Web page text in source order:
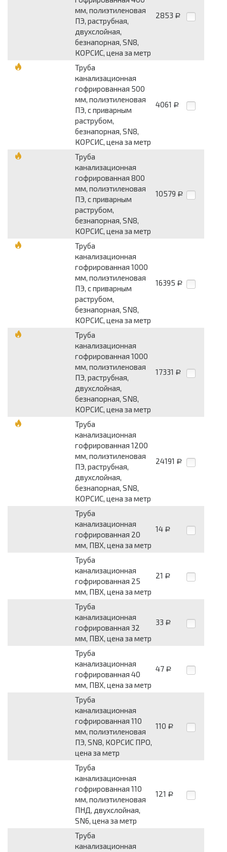
мм, полиэтиленовая
ПЭ, раструбная,
двухслойная,
безнапорная, SN8,
КОРСИС, цена за метр
2853 Р
Труба
канализационная
гофрированная 500
мм, полиэтиленовая
ПЭ, с приварным
раструбом,
безнапорная, SN8,
КОРСИС, цена за метр
4061 Р
Труба
канализационная
гофрированная 800
мм, полиэтиленовая
ПЭ, с приварным
раструбом,
безнапорная, SN8,
КОРСИС, цена за метр
10579 Р
Труба
канализационная
гофрированная 1000
мм, полиэтиленовая
ПЭ, с приварным
раструбом,
безнапорная, SN8,
КОРСИС, цена за метр
16395 Р
Труба
канализационная
гофрированная 1000
мм, полиэтиленовая
ПЭ, раструбная,
двухслойная,
безнапорная, SN8,
КОРСИС, цена за метр
17331 Р
Труба
канализационная
гофрированная 1200
мм, полиэтиленовая
ПЭ, раструбная,
двухслойная,
безнапорная, SN8,
КОРСИС, цена за метр
24191 Р
Труба
канализационная
гофрированная 20
мм, ПВХ, цена за метр
14 Р
Труба
канализационная
гофрированная 25
мм, ПВХ, цена за метр
21 Р
Труба
канализационная
гофрированная 32
мм, ПВХ, цена за метр
33 Р
Труба
канализационная
гофрированная 40
мм, ПВХ, цена за метр
47 Р
Труба
канализационная
гофрированная 110
мм, полиэтиленовая
ПЭ, SN8, КОРСИС ПРО,
цена за метр
110 Р
Труба
канализационная
гофрированная 110
мм, полиэтиленовая
ПНД, двухслойная,
SN6, цена за метр
121 Р
Труба
канализационная